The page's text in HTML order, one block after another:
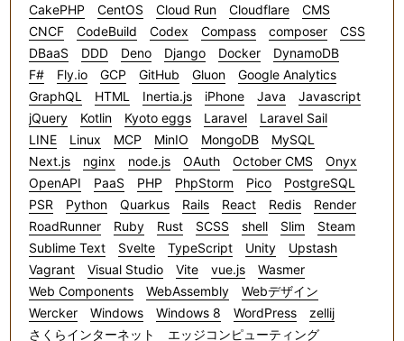
CakePHP
CentOS Cloud Run Cloudflare
CMS
CNCF
CodeBuild Codex Compass composer
CSS
DBaaS
DDD Deno Django Docker
DynamoDB
F#
Fly.io GCP GitHub Gluon
Google Analytics
GraphQL
HTML Inertia.js iPhone Java
Javascript
jQuery
Kotlin Kyoto eggs Laravel
Laravel Sail
LINE
Linux MCP MinIO MongoDB
MySQL
Next.js
nginx node.js OAuth October CMS
Onyx
OpenAPI
PaaS PHP PhpStorm Pico
PostgreSQL
PSR
Python Quarkus Rails React Redis
Render
RoadRunner
Ruby Rust SCSS shell Slim
Steam
Sublime Text
Svelte TypeScript Unity
Upstash
Vagrant
Visual Studio Vite vue.js
Wasmer
Web Components
WebAssembly
Webデザイン
Wercker
Windows Windows 8 WordPress
zellij
さくらインターネット
エッジコンピューティング